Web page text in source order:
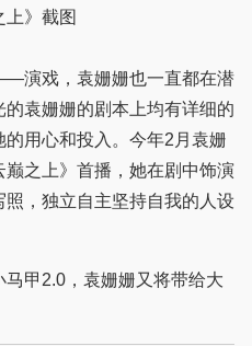
上》截图
戏，袁姗姗也一直都在潜
袁姗姗的剧本上均有详细的
用心和投入。今年2月袁姗
之上》首播，她在剧中饰演
，独立自主坚持自我的人设
甲2.0，袁姗姗又将带给大